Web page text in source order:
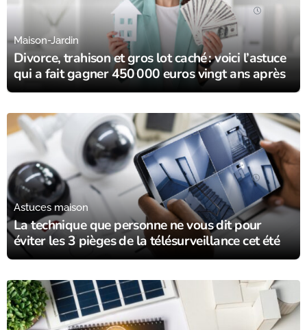
Divorce, trahison et gros lot caché : voici l’astuce
qui a fait gagner 450 000 euros vingt ans après
Maison-Jardin
La technique que personne ne vous dit pour
éviter les 3 pièges de la télésurveillance cet été
Astuces maison
08/07/25